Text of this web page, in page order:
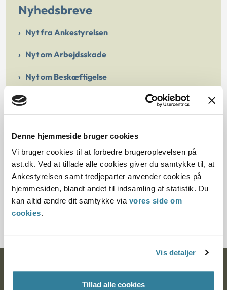
Denne hjemmeside bruger cookies
Vi bruger cookies til at forbedre brugeroplevelsen på
ast.dk. Ved at tillade alle cookies giver du samtykke til, at
Ankestyrelsen samt tredjeparter anvender cookies på
hjemmesiden, blandt andet til indsamling af statistik. Du
kan altid ændre dit samtykke via vores side om
cookies.
Vis detaljer
Tillad alle cookies
Nyhedsbreve
Nyt fra Ankestyrelsen
Nyt om Arbejdsskade
Nyt om Beskæftigelse
Nyt om Børn
Nyhedsbrev fra Arbejdsmiljøklagenævnet
Nyhedsbrev fra Ligebehandlingsnævnet
Ankestyrelsen